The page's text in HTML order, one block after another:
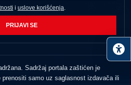
i uslove korišćenja.
PRIJAVI SE
Sadržaj portala zaštićen je
samo uz saglasnost izdavača ili